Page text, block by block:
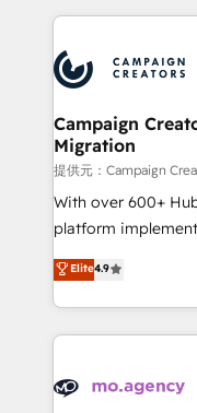
record of business
approach has
onboarding and
extensive
and
empowering our
autonomy. Get to
guided
the CRM platform
you like support in
to your needs and
certifications, we
services are
Campaign
Migration
提供元：Campaign
With over 600+
platform
Elite Solutions
migrate, replatform,
in high-impact
onboarding from
WordPress and
Elite4.9